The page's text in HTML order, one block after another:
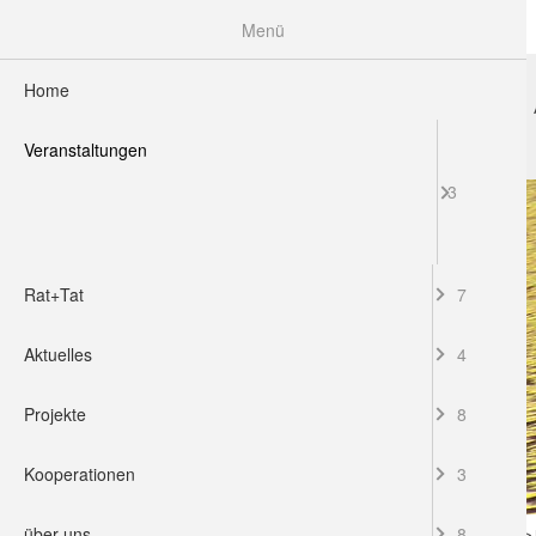
Menü
Home
Veranstaltungen
3
Rat+Tat 7
Aktuelles 4
Projekte 8
Kooperationen 3